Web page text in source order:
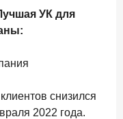
сберегателей
кредитов
УК для
снизился
2022 года.